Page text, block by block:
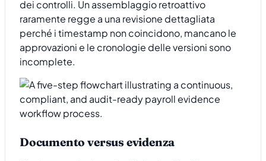
dei controlli. Un assemblaggio retroattivo
raramente regge a una revisione dettagliata
perché i timestamp non coincidono, mancano le
approvazioni e le cronologie delle versioni sono
incomplete.
Documento versus evidenza